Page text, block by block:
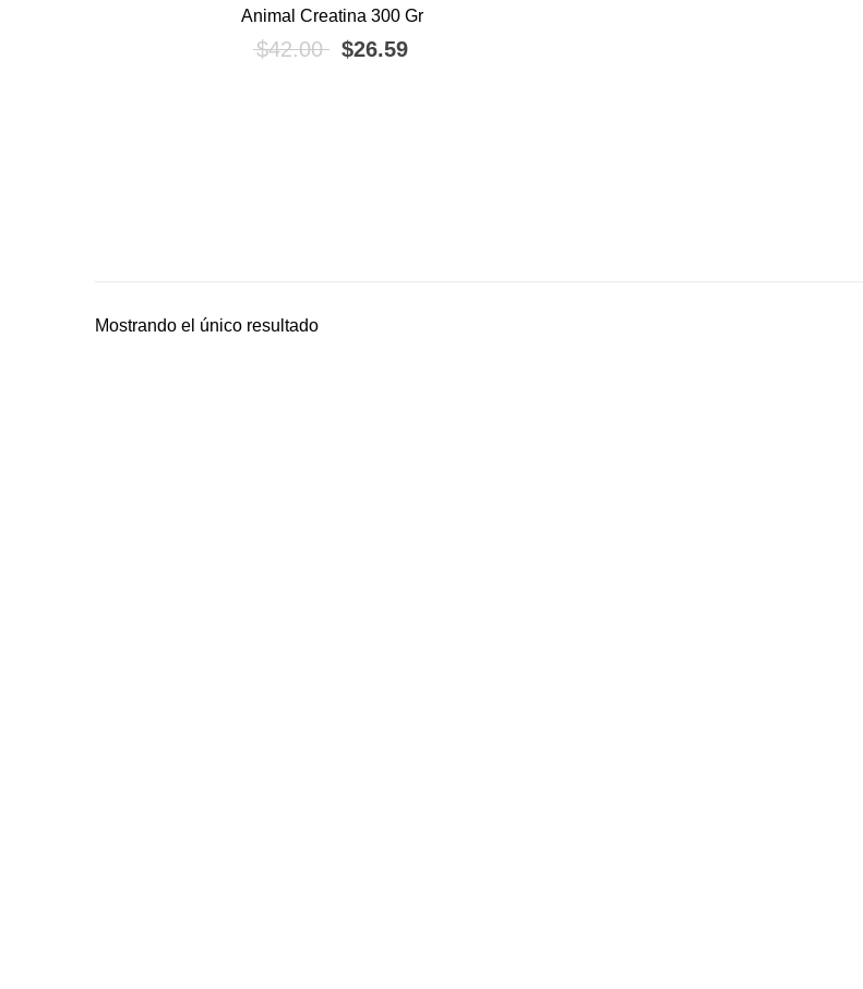
Animal Creatina 300 Gr
$42.00 El precio original era: $42.00.
$26.59
Mostrando el único resultado